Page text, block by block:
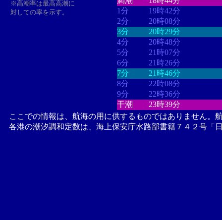
※高潮率は最高高潮に
対しての率を示す。
1分
19時42分
2分
20時08分
3分
20時29分
4分
20時48分
5分
21時07分
6分
21時26分
7分
21時46分
8分
22時08分
9分
22時36分
干潮
23時39分
ここでの情報は、航海の用に供するものではありません。
各港の潮汐調和定数は、海上保安庁水路部書籍７４２号「